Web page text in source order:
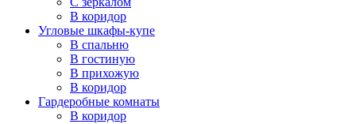
В коридор
Угловые шкафы-купе
В спальню
В гостиную
В прихожую
В коридор
Гардеробные комнаты
В коридор